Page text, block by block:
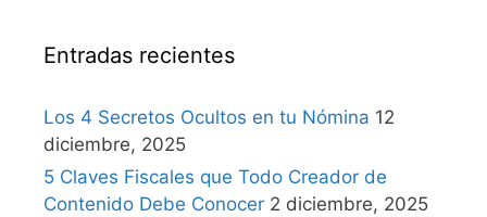
Entradas recientes
Los 4 Secretos Ocultos en tu Nómina 12
diciembre, 2025
5 Claves Fiscales que Todo Creador de
Contenido Debe Conocer 2 diciembre, 2025